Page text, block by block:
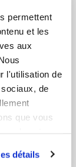
permettent
et les
aux
l'utilisation de
de
que vous
détails
et son ...